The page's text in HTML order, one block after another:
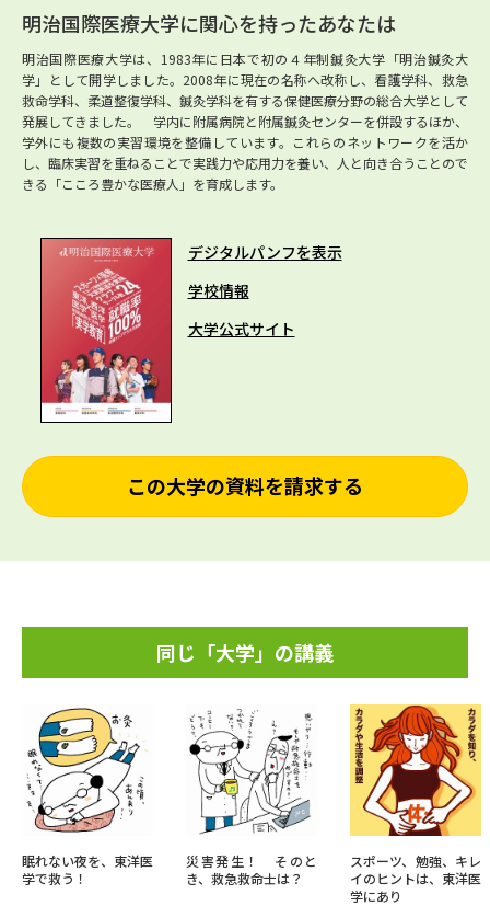
明治国際医療大学に関心を持ったあなたは
明治国際医療大学は、1983年に日本で初の４年制鍼灸大学「明治鍼灸大
学」として開学しました。2008年に現在の名称へ改称し、看護学科、救急
救命学科、柔道整復学科、鍼灸学科を有する保健医療分野の総合大学として
発展してきました。 学内に附属病院と附属鍼灸センターを併設するほか、
学外にも複数の実習環境を整備しています。これらのネットワークを活か
し、臨床実習を重ねることで実践力や応用力を養い、人と向き合うことので
きる「こころ豊かな医療人」を育成します。
デジタルパンフを表示
学校情報
大学公式サイト
この大学の資料を請求する
同じ「大学」の講義
眠れない夜を、東洋医
学で救う！
災害発生！ そのと
き、救急救命士は？
スポーツ、勉強、キレ
イのヒントは、東洋医
学にあり